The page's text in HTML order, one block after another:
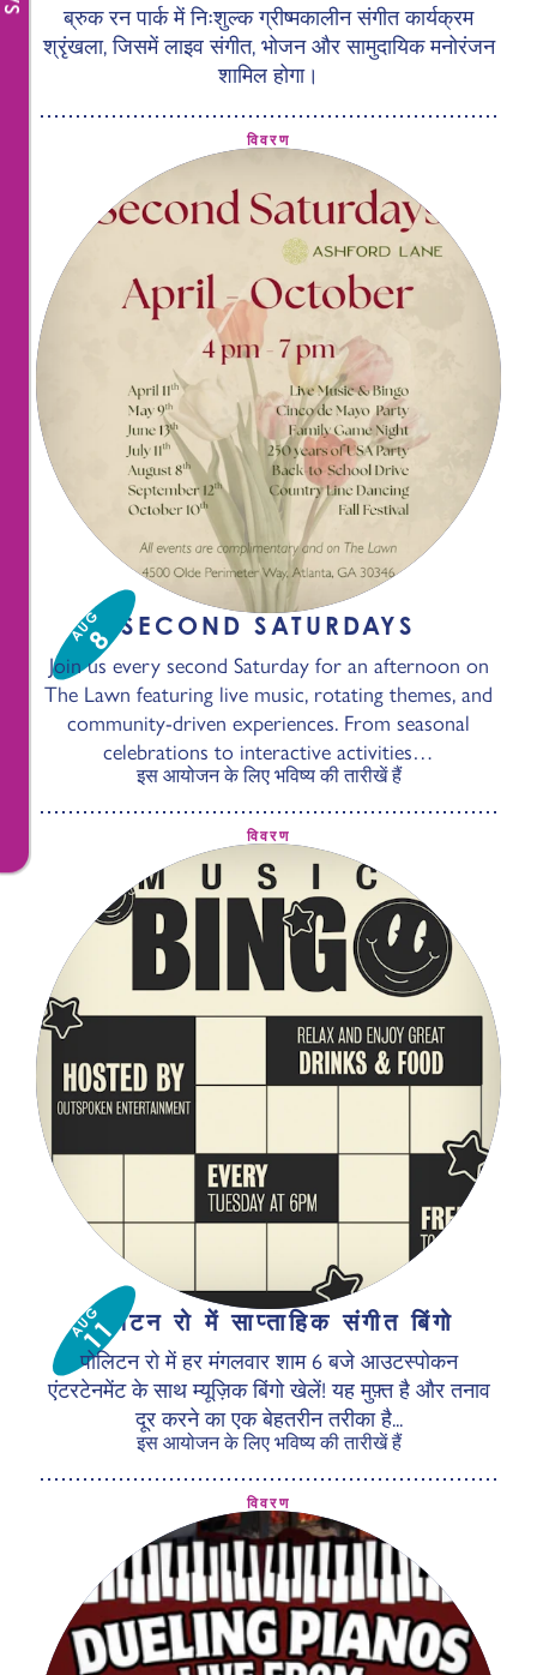
ब्रुक रन पार्क में निःशुल्क ग्रीष्मकालीन संगीत कार्यक्रम
श्रृंखला, जिसमें लाइव संगीत, भोजन और सामुदायिक मनोरंजन
शामिल होगा।
विवरण
AUG
8SECOND SATURDAYS
Join us every second Saturday for an afternoon on
The Lawn featuring live music, rotating themes, and
community-driven experiences. From seasonal
celebrations to interactive activities…
इस आयोजन के लिए भविष्य की तारीखें हैं
विवरण
AUG
11
पोलिटन रो में साप्ताहिक संगीत बिंगो
पोलिटन रो में हर मंगलवार शाम 6 बजे आउटस्पोकन
एंटरटेनमेंट के साथ म्यूज़िक बिंगो खेलें! यह मुफ़्त है और तनाव
दूर करने का एक बेहतरीन तरीका है...
इस आयोजन के लिए भविष्य की तारीखें हैं
विवरण